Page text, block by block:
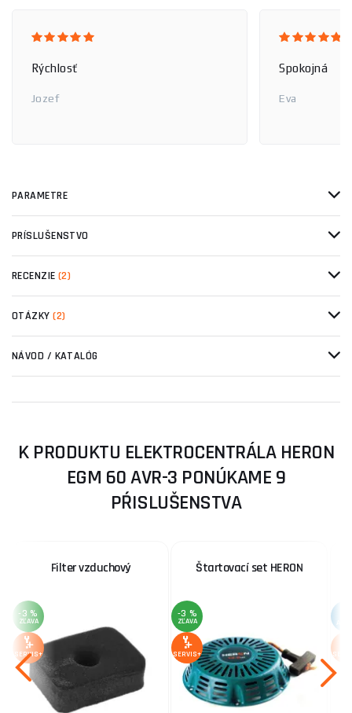
Rýchlosť
Jozef
Spokojná
Eva
PARAMETRE
PRÍSLUŠENSTVO
RECENZIE (2)
OTÁZKY(2)
NÁVOD / KATALÓG
K PRODUKTU ELEKTROCENTRÁLA HERON
EGM 60 AVR-3 PONÚKAME 9
PŔISLUŠENSTVA
Filter vzduchový
-3 %
ZĽAVA
SERVIS+
Štartovací set HERON
-3 %
ZĽAVA
SERVIS+